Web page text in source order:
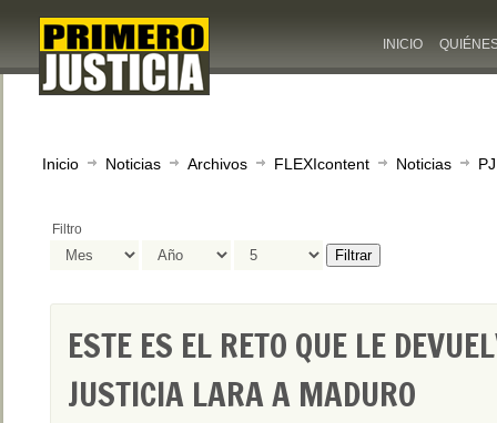
INICIO
Inicio Noticias Archivos FLEXIcontent Noticias
Filtro
Filtrar
ESTE ES EL RETO QUE LE
JUSTICIA LARA A MADURO